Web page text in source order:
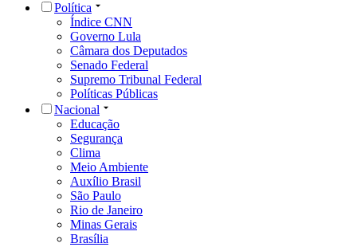
Política
Índice CNN
Governo Lula
Câmara dos Deputados
Senado Federal
Supremo Tribunal Federal
Políticas Públicas
Nacional
Educação
Segurança
Clima
Meio Ambiente
Auxílio Brasil
São Paulo
Rio de Janeiro
Minas Gerais
Brasília